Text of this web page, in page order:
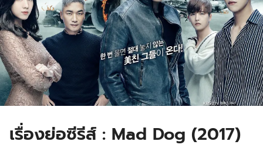
เรื่องย่อซีรีส์ : Mad Dog (2017)